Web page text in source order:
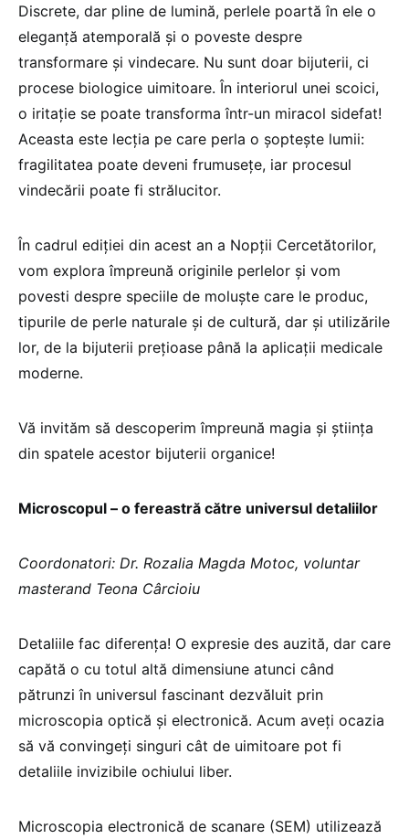
Discrete, dar pline de lumină, perlele poartă în ele o
eleganță atemporală și o poveste despre
transformare și vindecare. Nu sunt doar bijuterii, ci
procese biologice uimitoare. În interiorul unei scoici,
o iritație se poate transforma într-un miracol sidefat!
Aceasta este lecția pe care perla o șoptește lumii:
fragilitatea poate deveni frumusețe, iar procesul
vindecării poate fi strălucitor.
În cadrul ediției din acest an a Nopții Cercetătorilor,
vom explora împreună originile perlelor și vom
povesti despre speciile de moluște care le produc,
tipurile de perle naturale și de cultură, dar și utilizările
lor, de la bijuterii prețioase până la aplicații medicale
moderne.
Vă invităm să descoperim împreună magia și știința
din spatele acestor bijuterii organice!
Microscopul – o fereastră către universul detaliilor
Coordonatori: Dr. Rozalia Magda Motoc, voluntar
masterand Teona Cârcioiu
Detaliile fac diferența! O expresie des auzită, dar care
capătă o cu totul altă dimensiune atunci când
pătrunzi în universul fascinant dezvăluit prin
microscopia optică și electronică. Acum aveți ocazia
să vă convingeți singuri cât de uimitoare pot fi
detaliile invizibile ochiului liber.
Microscopia electronică de scanare (SEM) utilizează